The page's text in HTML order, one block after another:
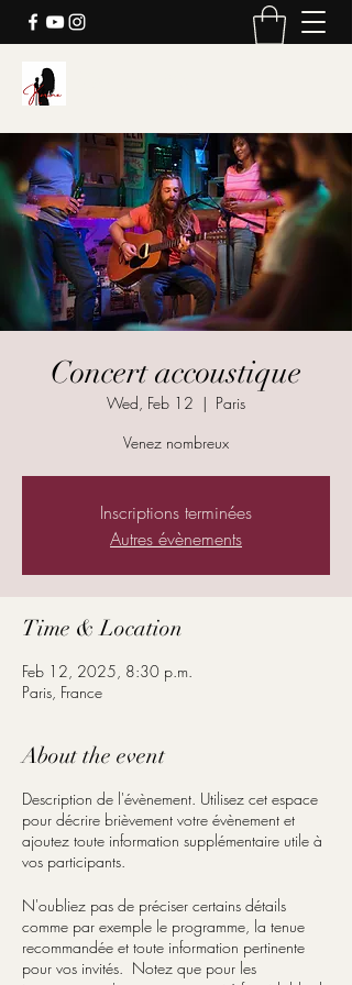
Concert accoustique
Wed, Feb 12
  |
Paris
Venez nombreux
Inscriptions terminées
Autres évènements
Time & Location
Feb 12, 2025, 8:30 p.m.
Paris, France
About the event
Description de l'évènement. Utilisez cet espace
pour décrire brièvement votre évènement et
ajoutez toute information supplémentaire utile à
vos participants.
N'oubliez pas de préciser certains détails
comme par exemple le programme, la tenue
recommandée et toute information pertinente
pour vos invités. Notez que pour les